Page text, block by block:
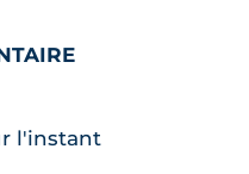
l'instant